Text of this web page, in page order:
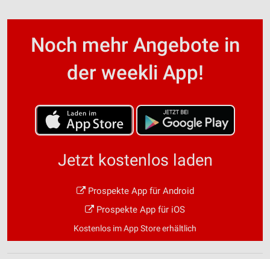
Noch mehr Angebote in
der weekli App!
Jetzt kostenlos laden
Prospekte App für Android
Prospekte App für iOS
Kostenlos im App Store erhältlich